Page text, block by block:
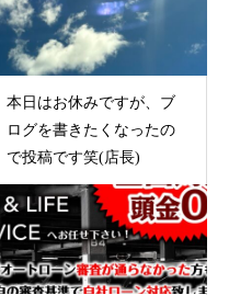
本日はお休みですが、ブ
ログを書きたくなったの
で投稿です笑(店長)